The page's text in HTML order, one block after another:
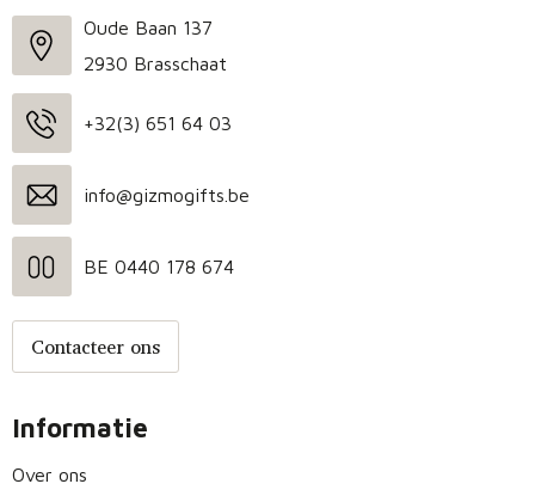
Oude Baan 137
2930 Brasschaat
+32(3) 651 64 03
info@gizmogifts.be
BE 0440 178 674
Contacteer ons
Informatie
Over ons